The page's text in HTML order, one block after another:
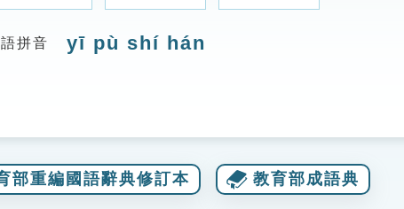
拼音 yī pù shí hán
部重編國語辭典修訂本 教育部成語典